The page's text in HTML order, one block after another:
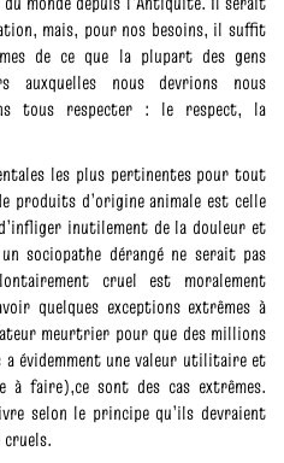
mais, pour nos besoins, il suffit
de ce que la plupart des gens
auxquelles nous devrions nous
tous respecter : le respect, la
les plus pertinentes pour tout
produits d’origine animale est celle
inutilement de la douleur et
sociopathe dérangé ne serait pas
cruel est moralement
quelques exceptions extrêmes à
meurtrier pour que des millions
évidemment une valeur utilitaire et
à faire),ce sont des cas extrêmes.
selon le principe qu’ils devraient